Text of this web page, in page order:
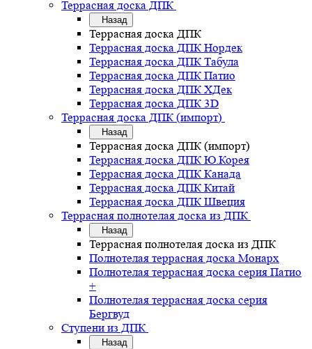
Террасная доска ДПК
Назад
Террасная доска ДПК
Террасная доска ДПК Нордек
Террасная доска ДПК Табула
Террасная доска ДПК Патио
Террасная доска ДПК ХДек
Террасная доска ДПК 3D
Террасная доска ДПК (импорт)
Назад
Террасная доска ДПК (импорт)
Террасная доска ДПК Ю.Корея
Террасная доска ДПК Канада
Террасная доска ДПК Китай
Террасная доска ДПК Швеция
Террасная полнотелая доска из ДПК
Назад
Террасная полнотелая доска из ДПК
Полнотелая террасная доска Монарх
Полнотелая террасная доска серия Патио
+
Полнотелая террасная доска серия
Бергвуд
Ступени из ДПК
Назад